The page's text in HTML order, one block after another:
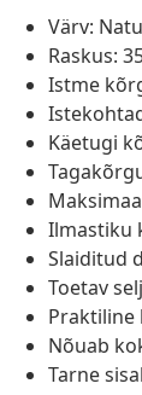
Värv:
Raskus:
Istme
Käetugi
Ilmastiku
Slaiditud
Toetav
Praktiline
Nõuab
Tarne